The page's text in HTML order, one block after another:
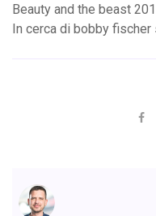
Beauty and the beast
In cerca di bobby fischer